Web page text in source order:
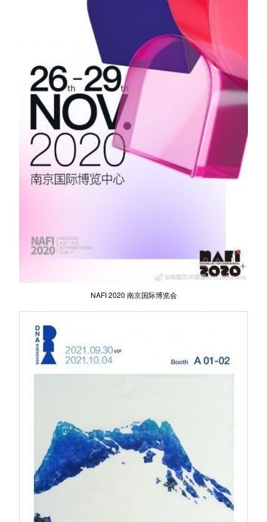
NAFI 2020 南京国际博览会